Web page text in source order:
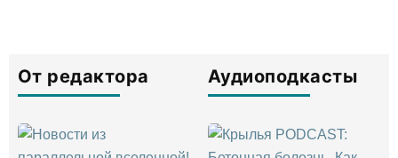
От редактора Аудиоподкасты